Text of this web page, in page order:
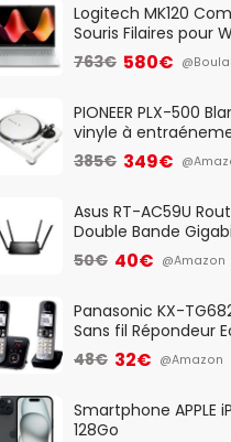
QWERTY UK - Noir
Logitech MK120
Souris Filaires pour
Optique Filaire,
And Play,
QWERTY UK - Noir
763€ 580€
PIONEER PLX-500
vinyle à
vitesses (33-45-78
pre-ampli intégré et
385€ 349€
Asus RT-AC59U
Double Bande
Client VPN, Triple
d'accès et Bridge,
50€ 40€ @Amazon
Panasonic KX-
Sans fil Répondeur
Française]
48€ 32€ @Amazon
Smartphone APPLE
128Go